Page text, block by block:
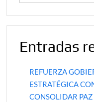
Entradas
REFUERZA
ESTRATÉGICA
CONSOLIDAR PAZ